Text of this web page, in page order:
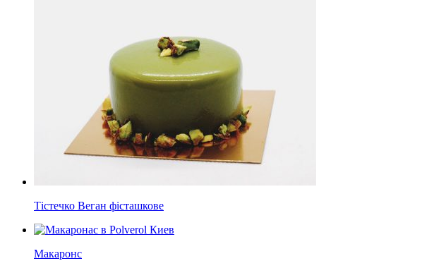
Тістечко Веган фісташкове
Макаронс